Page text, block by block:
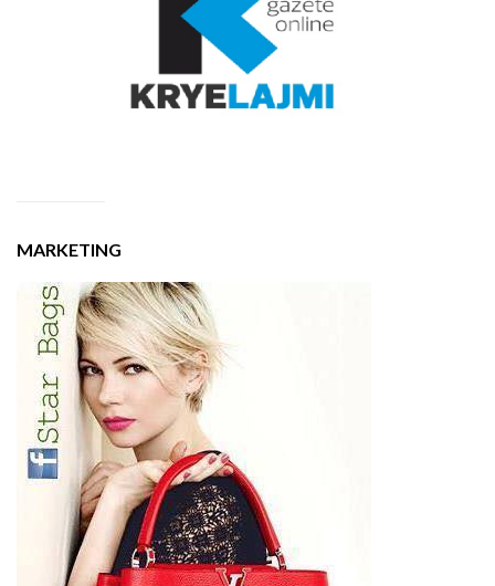
MARKETING